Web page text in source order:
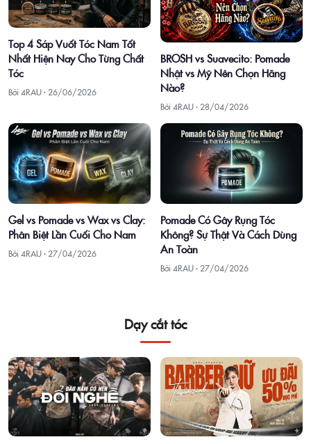
Top 4 Sáp Vuốt Tóc Nam Tốt
Nhất Hiện Nay Cho Từng Chất
Tóc
Bởi 4RAU · 26/06/2026
BROSH vs Suavecito: Pomade
Nhật vs Mỹ Nên Chọn Hãng
Nào?
Bởi 4RAU · 28/04/2026
Gel vs Pomade vs Wax vs Clay:
Phân Biệt Lần Cuối Cho Nam
Bởi 4RAU · 27/04/2026
Pomade Có Gây Rụng Tóc
Không? Sự Thật Và Cách Dùng
An Toàn
Bởi 4RAU · 27/04/2026
Dạy cắt tóc